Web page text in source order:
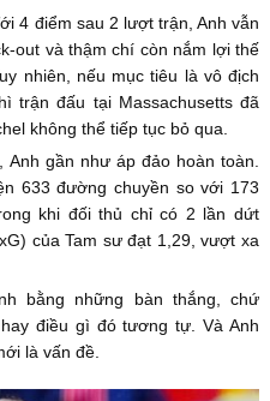
4 điểm sau 2 lượt trận, Anh vẫn
out và thậm chí còn nắm lợi thế
nhiên, nếu mục tiêu là vô địch
trận đấu tại Massachusetts đã
không thể tiếp tục bỏ qua.
Anh gần như áp đảo hoàn toàn.
633 đường chuyền so với 173
khi đối thủ chỉ có 2 lần dứt
của Tam sư đạt 1,29, vượt xa
bằng những bàn thắng, chứ
điều gì đó tương tự. Và Anh
là vấn đề.